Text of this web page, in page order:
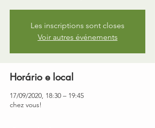
Les inscriptions sont closes
Voir autres événements
Horário e local
17/09/2020, 18:30 – 19:45
chez vous!